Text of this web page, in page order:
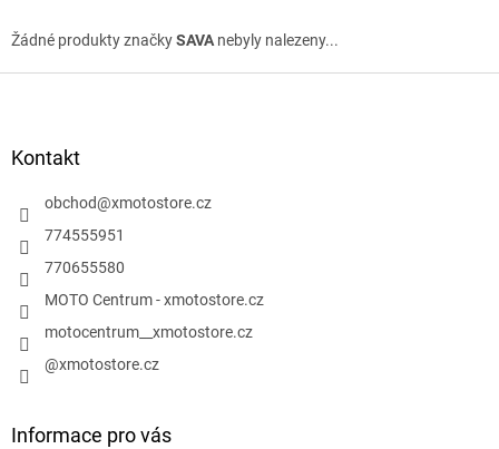
Žádné produkty značkySAVAnebyly nalezeny...
Kontakt
obchod@xmotostore.cz
774555951
770655580
MOTO Centrum - xmotostore.cz
motocentrum__xmotostore.cz
@xmotostore.cz
Informace pro vás